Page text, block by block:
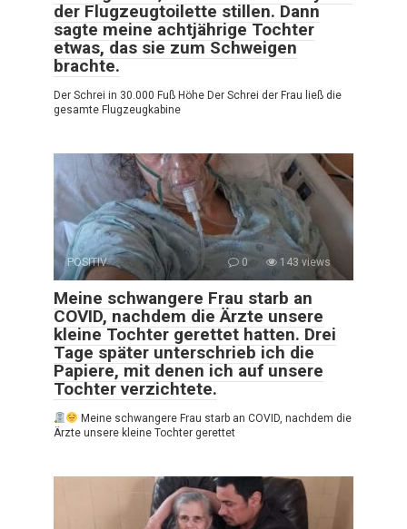
der Flugzeugtoilette stillen. Dann
sagte meine achtjährige Tochter
etwas, das sie zum Schweigen
brachte.
Der Schrei in 30.000 Fuß Höhe Der Schrei der Frau ließ die
gesamte Flugzeugkabine
POSITIV 0 143 views
Meine schwangere Frau starb an
COVID, nachdem die Ärzte unsere
kleine Tochter gerettet hatten. Drei
Tage später unterschrieb ich die
Papiere, mit denen ich auf unsere
Tochter verzichtete.
Meine schwangere Frau starb an COVID, nachdem die
Ärzte unsere kleine Tochter gerettet